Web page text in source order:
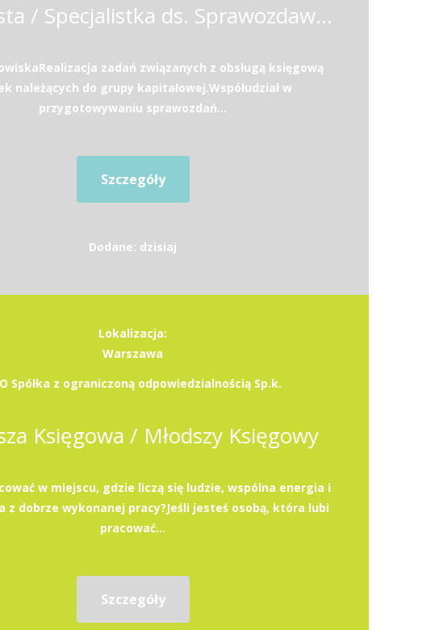
Specjalista / Specjalistka ds. Sprawozdawczości i Podatków
zadań związanych z obsługą księgową
należących do grupy kapitałowej.Współudział w
przygotowywaniu sprawozdań...
Szczegóły
Dodane: dzisiaj
Lokalizacja:
Warszawa
Spółka z ograniczoną odpowiedzialnością Sp.k.
Księgowa / Młodszy Księgowy
w miejscu, gdzie liczą się ludzie, wspólna energia i
z dobrze wykonanej pracy?Jeśli jesteś osobą, która lubi
pracować...
Szczegóły